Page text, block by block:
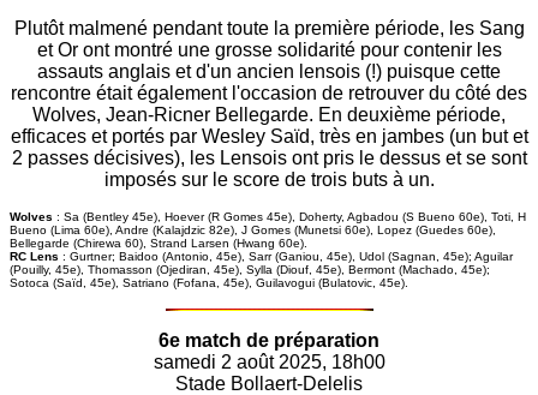
Plutôt malmené pendant toute la première période, les Sang
et Or ont montré une grosse solidarité pour contenir les
assauts anglais et d'un ancien lensois (!) puisque cette
rencontre était également l'occasion de retrouver du côté des
Wolves, Jean-Ricner Bellegarde. En deuxième période,
efficaces et portés par Wesley Saïd, très en jambes (un but et
2 passes décisives), les Lensois ont pris le dessus et se sont
imposés sur le score de trois buts à un.
Wolves : Sa (Bentley 45e), Hoever (R Gomes 45e), Doherty, Agbadou (S Bueno 60e), Toti, H
Bueno (Lima 60e), Andre (Kalajdzic 82e), J Gomes (Munetsi 60e), Lopez (Guedes 60e),
Bellegarde (Chirewa 60), Strand Larsen (Hwang 60e).
RC Lens : Gurtner; Baidoo (Antonio, 45e), Sarr (Ganiou, 45e), Udol (Sagnan, 45e); Aguilar
(Pouilly, 45e), Thomasson (Ojediran, 45e), Sylla (Diouf, 45e), Bermont (Machado, 45e);
Sotoca (Saïd, 45e), Satriano (Fofana, 45e), Guilavogui (Bulatovic, 45e).
6e match de préparation
samedi 2 août 2025, 18h00
Stade Bollaert-Delelis